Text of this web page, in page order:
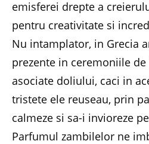
emisferei drepte a
pentru creativitate si
Nu intamplator, in Grecia
prezente in ceremoniile
asociate doliului, caci in
tristete ele reuseau, prin
calmeze si sa-i invioreze
Parfumul zambilelor ne